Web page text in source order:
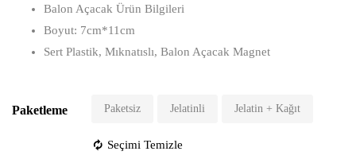
Balon Açacak Ürün Bilgileri
Boyut: 7cm*11cm
Sert Plastik, Mıknatıslı, Balon Açacak Magnet
Paketleme Paketsiz Jelatinli Jelatin + Kağıt
Seçimi Temizle